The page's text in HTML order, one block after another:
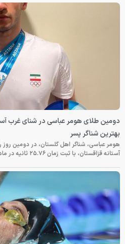
دومین طلای هومر عباسی در شنای غرب
بهترین شناگر پسر
هومر عباسی، شناگر اهل گلستان، در دومین
آستانه قزاقستان، با ثبت زمان ۲۵.۷۶ ثانیه در ماده ۵۰ متر کرال پشت به مدال طلا